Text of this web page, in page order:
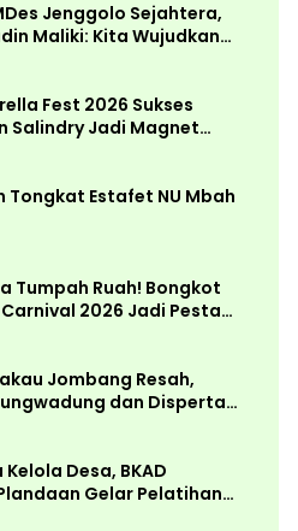
Jenggolo Sejahtera,
Maliki: Kita Wujudkan
dengan Potensi
Fest 2026 Sukses
Salindry Jadi Magnet
Tongkat Estafet NU Mbah
Tumpah Ruah! Bongkot
2026 Jadi Pesta
Terbesar di Peterongan
Jombang Resah,
dan Disperta
Desa, BKAD
Gelar Pelatihan